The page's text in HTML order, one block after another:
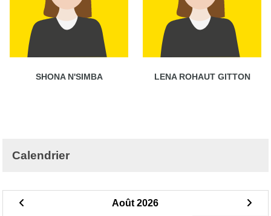
SHONA N'SIMBA LENA ROHAUT GITTON
Calendrier
Août 2026